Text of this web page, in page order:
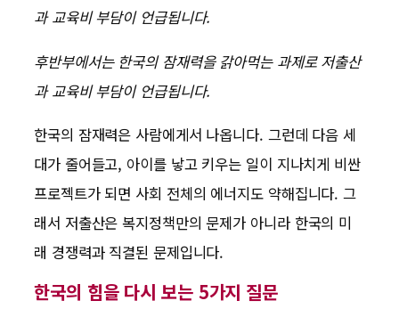
과 교육비 부담이 언급됩니다.
후반부에서는 한국의 잠재력을 갉아먹는 과제로 저출산
과 교육비 부담이 언급됩니다.
한국의 잠재력은 사람에게서 나옵니다. 그런데 다음 세
대가 줄어들고, 아이를 낳고 키우는 일이 지나치게 비싼
프로젝트가 되면 사회 전체의 에너지도 약해집니다. 그
래서 저출산은 복지정책만의 문제가 아니라 한국의 미
래 경쟁력과 직결된 문제입니다.
한국의 힘을 다시 보는 5가지 질문